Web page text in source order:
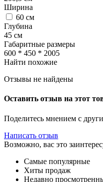
Ширина
60 см
Глубина
45 см
Габаритные размеры
600 * 450 * 2005
Найти похожие
Отзывы не найдены
Оставить отзыв на этот
Поделитесь мнением с
Написать отзыв
Возможно, вас это
Самые популярные
Хиты продаж
Недавно